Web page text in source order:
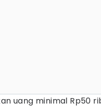
uang minimal Rp50